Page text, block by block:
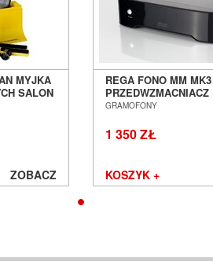
MYJKA
SALON
ZOBACZ
REGA FONO MM MK3
PRZEDWZMACNIACZ
GRAMOFONOWY
GRAMOFONY
1 350 ZŁ
KOSZYK +